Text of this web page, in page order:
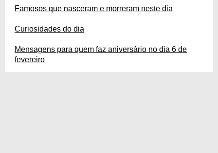
Famosos que nasceram e morreram neste dia
Curiosidades do dia
Mensagens para quem faz aniversário no dia 6 de
fevereiro